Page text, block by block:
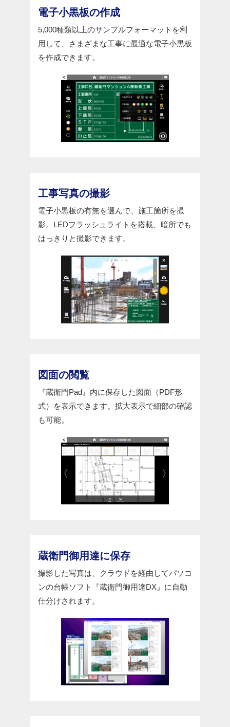
電子小黒板の作成
5,000種類以上のサンプルフォーマットを利
用して、さまざまな工事に最適な電子小黒板
を作成できます。
工事写真の撮影
電子小黒板の有無を選んで、施工箇所を撮
影。LEDフラッシュライトを搭載、暗所でも
はっきりと撮影できます。
図面の閲覧
『蔵衛門Pad』内に保存した図面（PDF形
式）を表示できます。拡大表示で細部の確認
も可能。
蔵衛門御用達に保存
撮影した写真は、クラウドを経由してパソコ
ンの台帳ソフト『蔵衛門御用達DX』に自動
仕分けされます。